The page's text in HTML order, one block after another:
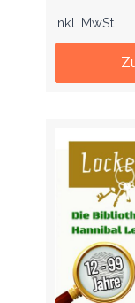
inkl. MwSt.